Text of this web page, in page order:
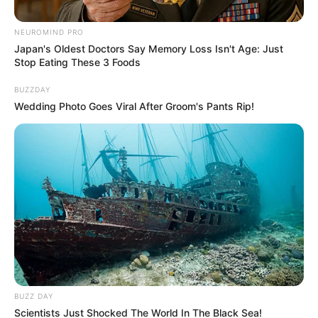
Colprensa
ICETEX tendría importante cambio: Gobierno tomaría
decisión definitiva
Por:
Diana Cabrera
Diciembre 1, 2023
NEUROMIND PRO
Japan's Oldest Doctors Say Memory Loss Isn't Age: Just
Stop Eating These 3 Foods
BUZZDAY
Wedding Photo Goes Viral After Groom's Pants Rip!
BUZZ DAY
Scientists Just Shocked The World In The Black Sea!